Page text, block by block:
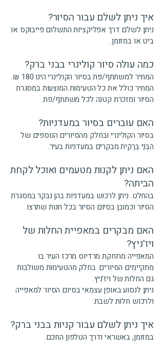
איך ניתן לשלם עבור הסיור?
ניתן לשלם דרך אפליקציות התשלום פייבוקס או
ביט או במזומן.
כמה עולה סיור קולינרי בבני ברק?
המחיר למשתתף/פת בסיור הקולינרי הינו 180 ₪.
המחיר כולל את כל הטעימות המוצעות במסגרת
הסיור ומזכרת קטנה לכל משתתף/פת.
האם עוברים בסיור במעדניות?
בסיור הקולינרי ובחלק מהסיורים הנוספים של
הבְּנֵי בְּרַקִית מבקרים במעדניות בעיר.
האם ניתן לקנות מטעמים ואוכל לקחת
הביתה?
בהחלט. ניתן לרכוש במעדניות בהן נבקר במסגרת
הסיור וכמובן בסיום הסיור בכל חנות שתרצו.
האם מבקרים במאפיית החלות של
ויז'ניץ?
המאפייה מרוחקת מרדיוס מרכז העיר בו
מתקיימים הסיורים. בחלק מהטעימות משולבות
גם החלות של ויז'ניץ.
ניתן לנסוע באופן עצמאי בסיום הסיור למאפייה
ולרכוש חלות לשבת.
איך ניתן לשלם עבור קניות בבני ברק?
במזומן, באשראי ודרך הטלפון החכם.